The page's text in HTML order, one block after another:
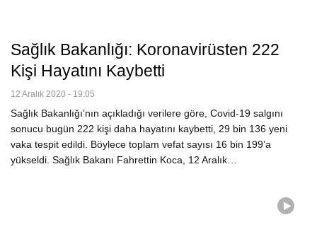
Sağlık Bakanlığı: Koronavirüsten 222
Kişi Hayatını Kaybetti
12 Aralık 2020 - 19:05
Sağlık Bakanlığı’nın açıkladığı verilere göre, Covid-19 salgını
sonucu bugün 222 kişi daha hayatını kaybetti, 29 bin 136 yeni
vaka tespit edildi. Böylece toplam vefat sayısı 16 bin 199’a
yükseldi. Sağlık Bakanı Fahrettin Koca, 12 Aralık…